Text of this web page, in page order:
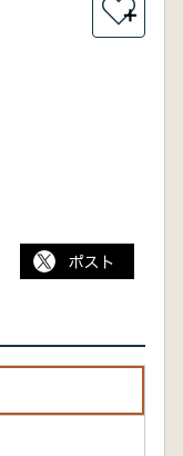
＋